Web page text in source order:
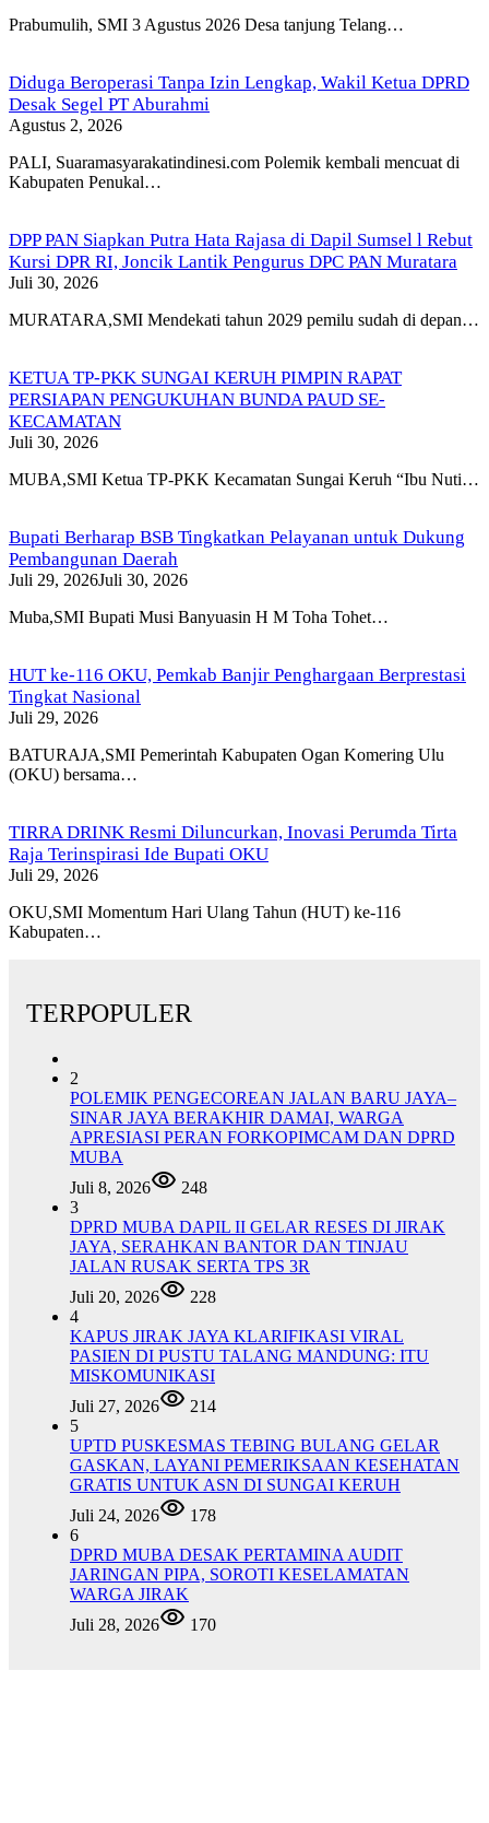
Prabumulih, SMI 3 Agustus 2026 Desa tanjung Telang…
Diduga Beroperasi Tanpa Izin Lengkap, Wakil Ketua DPRD
Desak Segel PT Aburahmi
Agustus 2, 2026
PALI, Suaramasyarakatindinesi.com Polemik kembali mencuat di
Kabupaten Penukal…
DPP PAN Siapkan Putra Hata Rajasa di Dapil Sumsel l Rebut
Kursi DPR RI, Joncik Lantik Pengurus DPC PAN Muratara
Juli 30, 2026
MURATARA,SMI Mendekati tahun 2029 pemilu sudah di depan…
KETUA TP-PKK SUNGAI KERUH PIMPIN RAPAT
PERSIAPAN PENGUKUHAN BUNDA PAUD SE-
KECAMATAN
Juli 30, 2026
MUBA,SMI Ketua TP-PKK Kecamatan Sungai Keruh “Ibu Nuti…
Bupati Berharap BSB Tingkatkan Pelayanan untuk Dukung
Pembangunan Daerah
Juli 29, 2026Juli 30, 2026
Muba,SMI Bupati Musi Banyuasin H M Toha Tohet…
HUT ke-116 OKU, Pemkab Banjir Penghargaan Berprestasi
Tingkat Nasional
Juli 29, 2026
BATURAJA,SMI Pemerintah Kabupaten Ogan Komering Ulu
(OKU) bersama…
TIRRA DRINK Resmi Diluncurkan, Inovasi Perumda Tirta
Raja Terinspirasi Ide Bupati OKU
Juli 29, 2026
OKU,SMI Momentum Hari Ulang Tahun (HUT) ke-116
Kabupaten…
TERPOPULER
2
POLEMIK PENGECOREAN JALAN BARU JAYA–
SINAR JAYA BERAKHIR DAMAI, WARGA
APRESIASI PERAN FORKOPIMCAM DAN DPRD
MUBA
Juli 8, 2026
248
3
DPRD MUBA DAPIL II GELAR RESES DI JIRAK
JAYA, SERAHKAN BANTOR DAN TINJAU
JALAN RUSAK SERTA TPS 3R
Juli 20, 2026
228
4
KAPUS JIRAK JAYA KLARIFIKASI VIRAL
PASIEN DI PUSTU TALANG MANDUNG: ITU
MISKOMUNIKASI
Juli 27, 2026
214
5
UPTD PUSKESMAS TEBING BULANG GELAR
GASKAN, LAYANI PEMERIKSAAN KESEHATAN
GRATIS UNTUK ASN DI SUNGAI KERUH
Juli 24, 2026
178
6
DPRD MUBA DESAK PERTAMINA AUDIT
JARINGAN PIPA, SOROTI KESELAMATAN
WARGA JIRAK
Juli 28, 2026
170